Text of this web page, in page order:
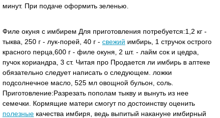
минут. При подаче оформить зеленью.
Филе окуня с имбирем Для приготовления потребуется:1,2 кг -
тыква, 250 г - лук-порей, 40 г - свежий имбирь, 1 стручок острого
красного перца,600 г - филе окуня, 2 шт. - лайм сок и цедра,
пучок кориандра, 3 ст. Читая про Продается ли имбирь в аптеке
обязательно следует написать о следующем. ложки
подсолнечное масло, 525 мл овощной бульон, соль.
Приготовление:Разрезать пополам тыкву и вынуть из нее
семечки. Кормящие матери смогут по достоинству оценить
полезные качества имбиря, ведь выпитый накануне имбирный